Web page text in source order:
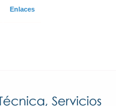
Enlaces